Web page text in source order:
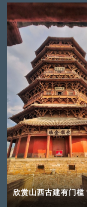
欣赏山西古建有门